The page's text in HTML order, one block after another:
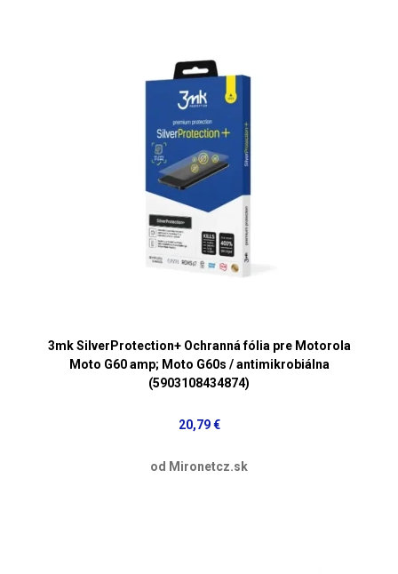
3mk SilverProtection+ Ochranná fólia pre Motorola
Moto G60 amp; Moto G60s / antimikrobiálna
(5903108434874)
20,79 €
od Mironetcz.sk